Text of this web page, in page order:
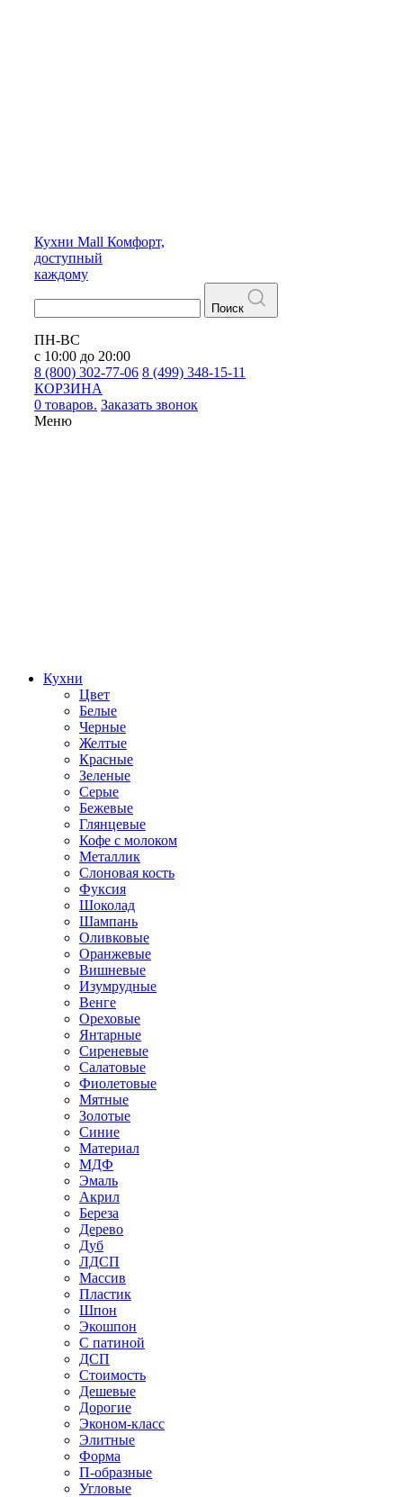
Кухни Mall Комфорт,
доступный
каждому
Поиск
ПН-ВС
с 10:00 до 20:00
8 (800) 302-77-06 8 (499) 348-15-11
КОРЗИНА
0 товаров. Заказать звонок
Меню
Кухни
Цвет
Белые
Черные
Желтые
Красные
Зеленые
Серые
Бежевые
Глянцевые
Кофе с молоком
Металлик
Слоновая кость
Фуксия
Шоколад
Шампань
Оливковые
Оранжевые
Вишневые
Изумрудные
Венге
Ореховые
Янтарные
Сиреневые
Салатовые
Фиолетовые
Мятные
Золотые
Синие
Материал
МДФ
Эмаль
Акрил
Береза
Дерево
Дуб
ЛДСП
Массив
Пластик
Шпон
Экошпон
С патиной
ДСП
Стоимость
Дешевые
Дорогие
Эконом-класс
Элитные
Форма
П-образные
Угловые